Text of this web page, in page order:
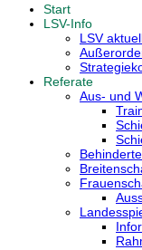
Start
LSV-Info
LSV
Referate
Aus- und